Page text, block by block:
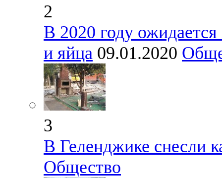
2
В 2020 году
и яйца 09.01.2020
3
В Геленджике снесли
Общество